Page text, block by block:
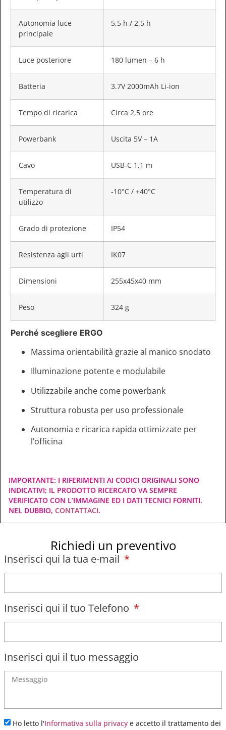
Autonomia luce
principale
5,5 h / 2,5 h
Luce posteriore 180 lumen – 6 h
Batteria 3.7V 2000mAh Li-ion
Tempo di ricarica Circa 2,5 ore
Powerbank Uscita 5V – 1A
Cavo USB-C 1,1 m
Temperatura di
utilizzo
-10°C / +40°C
Grado di protezione IP54
Resistenza agli urti IK07
Dimensioni 255x45x40 mm
Peso 324 g
Perché scegliere ERGO
Massima orientabilità grazie al manico snodato
Illuminazione potente e modulabile
Utilizzabile anche come powerbank
Struttura robusta per uso professionale
Autonomia e ricarica rapida ottimizzate per
l’officina
IMPORTANTE: I RIFERIMENTI AI CODICI ORIGINALI SONO
INDICATIVI; IL PRODOTTO RICERCATO VA SEMPRE
VERIFICATO CON L’IMMAGINE ED I DATI TECNICI FORNITI.
NEL DUBBIO, CONTATTACI.
Richiedi un preventivo
Inserisci qui la tua e-mail
Inserisci qui il tuo Telefono
Inserisci qui il tuo messaggio
Ho letto l'Informativa sulla privacy e accetto il trattamento dei